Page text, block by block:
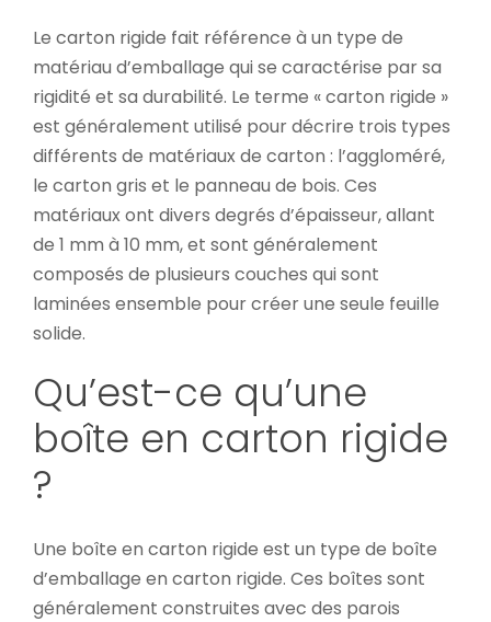
Le carton rigide fait référence à un type de
matériau d’emballage qui se caractérise par sa
rigidité et sa durabilité. Le terme « carton rigide »
est généralement utilisé pour décrire trois types
différents de matériaux de carton : l’aggloméré,
le carton gris et le panneau de bois. Ces
matériaux ont divers degrés d’épaisseur, allant
de 1 mm à 10 mm, et sont généralement
composés de plusieurs couches qui sont
laminées ensemble pour créer une seule feuille
solide.
Qu’est-ce qu’une
boîte en carton rigide
?
Une boîte en carton rigide est un type de boîte
d’emballage en carton rigide. Ces boîtes sont
généralement construites avec des parois